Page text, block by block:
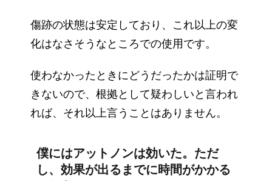
傷跡の状態は安定しており、これ以上の変
化はなさそうなところでの使用です。
使わなかったときにどうだったかは証明で
きないので、根拠として疑わしいと言われ
れば、それ以上言うことはありません。
僕にはアットノンは効いた。ただ
し、効果が出るまでに時間がかかる